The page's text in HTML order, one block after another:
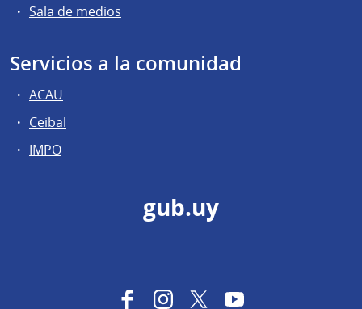
Sala de medios
Servicios a la comunidad
ACAU
Ceibal
IMPO
gub.uy
FacebookInstagram
TwitterYouTube